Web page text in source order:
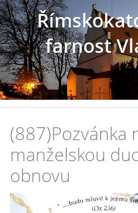
farnost
(887)Pozvánka
manželskou
obnovu